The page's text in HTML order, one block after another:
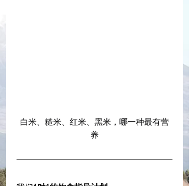
白米、糙米、红米、黑米，哪一种最有营
养